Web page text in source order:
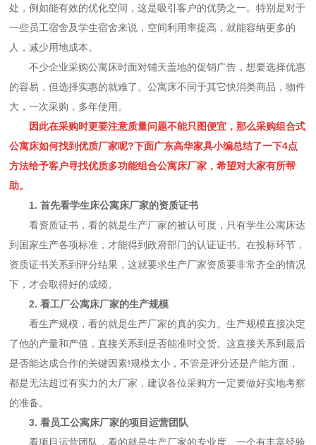
处，例如能有效的优化空间，这是吸引客户的优势之一。特别是对于
一些员工宿舍及学生宿舍来说，空间利用率提高，就能容纳更多的
人，减少用地成本。
不少企业采购公寓床时面对铺天盖地的促销广告，想要选择优惠
的容易，但选择实惠的就难了。公寓床不同于其它快消类商品，物件
大，一次采购，多年使用。
因此在采购时更要注意质量问题不能只图便宜，那么采购组合式
公寓床如何找到优质厂家呢?下面广东高华家具小编总结了一下4点
方法给予客户寻找优质多功能组合公寓床厂家，希望对大家有所帮
助。
1. 首先看学生床公寓床厂家的资质证书
看资质证书，看的就是生产厂家的被认可度，只有学生公寓床达
到国家生产各项标准，才能得到政府部门的认证证书。在投标环节，
资质证书关系到评分结果，这就要求生产厂家资质要非常齐全的情况
下，才会取得好的成绩。
2. 看工厂公寓床厂家的生产规模
看生产规模，看的就是生产厂家的真的实力。生产规模直接决定
了他的产量和产值，直接关系到是否能准时交货。这直接关系到最后
是否能达成合作的关键因素!规模太小，不管是评分还是产能方面，
都是无法超过有实力的大厂家，建议各位采购方一定要做好实地考察
的准备。
3. 看员工公寓床厂家的项目运营团队
看项目运营团队，看的就是生产厂家的专业度。一个有丰富经验